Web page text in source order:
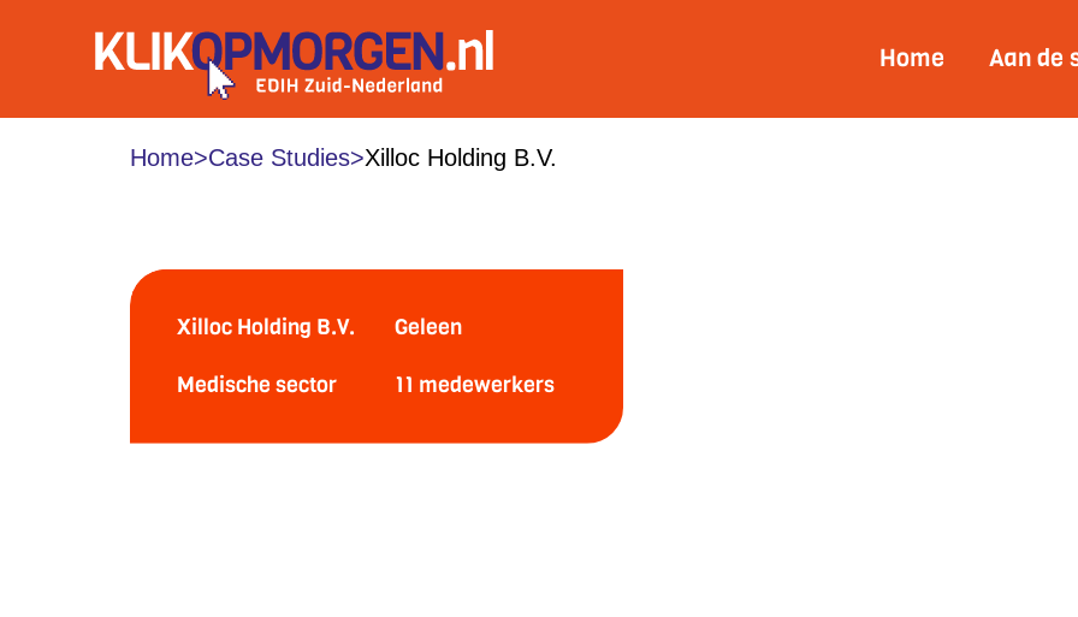
Home Aan de
Home>Case Studies>Xilloc Holding B.V.
XILLOC HOLDING B.V.
Xilloc Holding B.V. Geleen
Medische sector 11